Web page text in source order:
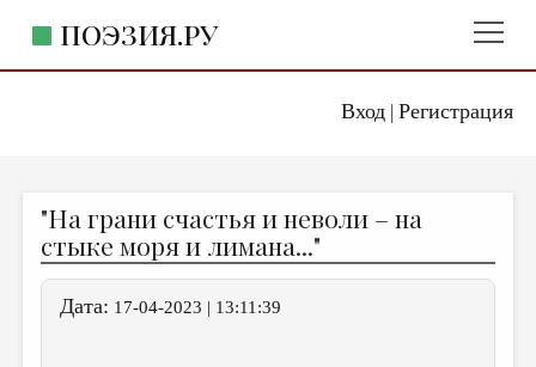
Вход| Регистрация
ПОЭЗИЯ.РУ
ЖАНРЫ
АВТОРЫ
КОММЕНТАРИИ
"На грани счастья и неволи – на
стыке моря и лимана..."
Дата: 17-04-2023 | 13:11:39